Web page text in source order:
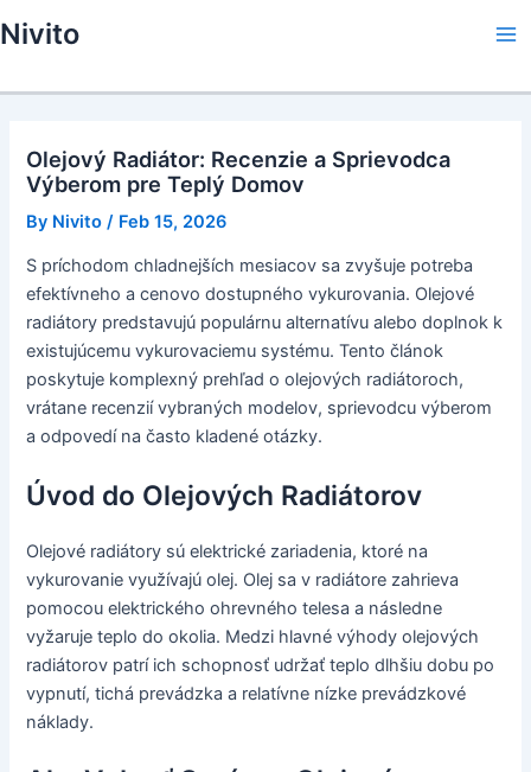
to
Nivito
Olejový Radiátor: Recenzie a Sprievodca
Výberom pre Teplý Domov
By Nivito / Feb 15, 2026
S príchodom chladnejších mesiacov sa zvyšuje potreba
efektívneho a cenovo dostupného vykurovania. Olejové
radiátory predstavujú populárnu alternatívu alebo doplnok k
existujúcemu vykurovaciemu systému. Tento článok
poskytuje komplexný prehľad o olejových radiátoroch,
vrátane recenzií vybraných modelov, sprievodcu výberom
a odpovedí na často kladené otázky.
Úvod do Olejových Radiátorov
Olejové radiátory sú elektrické zariadenia, ktoré na
vykurovanie využívajú olej. Olej sa v radiátore zahrieva
pomocou elektrického ohrevného telesa a následne
vyžaruje teplo do okolia. Medzi hlavné výhody olejových
radiátorov patrí ich schopnosť udržať teplo dlhšiu dobu po
vypnutí, tichá prevádzka a relatívne nízke prevádzkové
náklady.